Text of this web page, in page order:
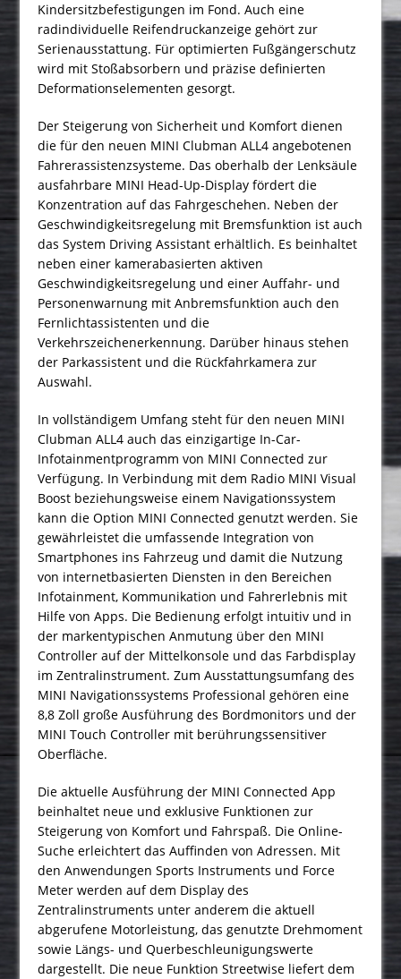
Kindersitzbefestigungen im Fond. Auch eine
radindividuelle Reifendruckanzeige gehört zur
Serienausstattung. Für optimierten Fußgängerschutz
wird mit Stoßabsorbern und präzise definierten
Deformationselementen gesorgt.
Der Steigerung von Sicherheit und Komfort dienen
die für den neuen MINI Clubman ALL4 angebotenen
Fahrerassistenzsysteme. Das oberhalb der Lenksäule
ausfahrbare MINI Head-Up-Display fördert die
Konzentration auf das Fahrgeschehen. Neben der
Geschwindigkeitsregelung mit Bremsfunktion ist auch
das System Driving Assistant erhältlich. Es beinhaltet
neben einer kamerabasierten aktiven
Geschwindigkeitsregelung und einer Auffahr- und
Personenwarnung mit Anbremsfunktion auch den
Fernlichtassistenten und die
Verkehrszeichenerkennung. Darüber hinaus stehen
der Parkassistent und die Rückfahrkamera zur
Auswahl.
In vollständigem Umfang steht für den neuen MINI
Clubman ALL4 auch das einzigartige In-Car-
Infotainmentprogramm von MINI Connected zur
Verfügung. In Verbindung mit dem Radio MINI Visual
Boost beziehungsweise einem Navigationssystem
kann die Option MINI Connected genutzt werden. Sie
gewährleistet die umfassende Integration von
Smartphones ins Fahrzeug und damit die Nutzung
von internetbasierten Diensten in den Bereichen
Infotainment, Kommunikation und Fahrerlebnis mit
Hilfe von Apps. Die Bedienung erfolgt intuitiv und in
der markentypischen Anmutung über den MINI
Controller auf der Mittelkonsole und das Farbdisplay
im Zentralinstrument. Zum Ausstattungsumfang des
MINI Navigationssystems Professional gehören eine
8,8 Zoll große Ausführung des Bordmonitors und der
MINI Touch Controller mit berührungssensitiver
Oberfläche.
Die aktuelle Ausführung der MINI Connected App
beinhaltet neue und exklusive Funktionen zur
Steigerung von Komfort und Fahrspaß. Die Online-
Suche erleichtert das Auffinden von Adressen. Mit
den Anwendungen Sports Instruments und Force
Meter werden auf dem Display des
Zentralinstruments unter anderem die aktuell
abgerufene Motorleistung, das genutzte Drehmoment
sowie Längs- und Querbeschleunigungswerte
dargestellt. Die neue Funktion Streetwise liefert dem